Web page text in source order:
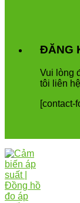
ĐĂNG
Vui òng
tôi liên hệ
[contact-